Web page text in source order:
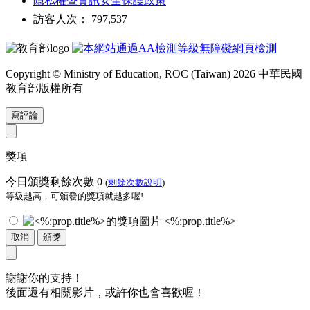
訪客人次： 797,537
Copyright © Ministry of Education, ROC (Taiwan) 2026 中華民國
教育部版權所有
寫評論
獎項
今日頒獎剩餘次數 0 (剩餘次數說明)
等級越高，可頒發的獎項就越多喔!
<%:prop.title%>
取消 頒獎
謝謝你的支持！
後面還有相關影片，或許你也會喜歡喔！